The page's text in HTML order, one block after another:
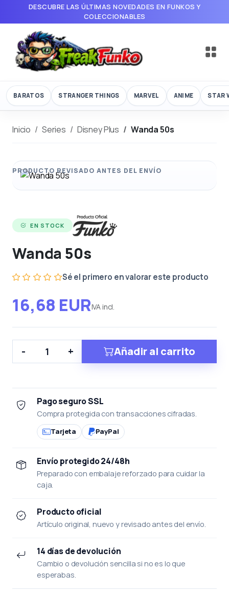
DESCUBRE LAS ÚLTIMAS NOVEDADES EN FUNKOS Y
COLECCIONABLES
BARATOS STRANGER THINGS MARVEL ANIME STAR
Inicio Series Disney Plus Wanda 50s
EN STOCK
Wanda 50s
Sé el primero en valorar este producto
16,68 EURIVA incl.
- + Añadir al carrito
Pago seguro SSL
Compra protegida con transacciones cifradas.
Tarjeta PayPal
Envío protegido 24/48h
Preparado con embalaje reforzado para cuidar la
caja.
Producto oficial
Artículo original, nuevo y revisado antes del envío.
14 días de devolución
Cambio o devolución sencilla si no es lo que
esperabas.